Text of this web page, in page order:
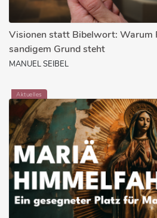
Visionen statt Bibelwort: Warum
sandigem Grund steht
MANUEL SEIBEL
Aktuelles